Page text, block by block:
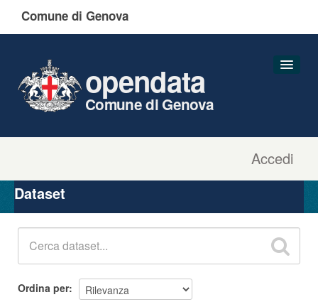
Comune di Genova
Accedi
opendata
Comune di Genova
Organizzazioni
Gruppi
Dataset
Ordina per